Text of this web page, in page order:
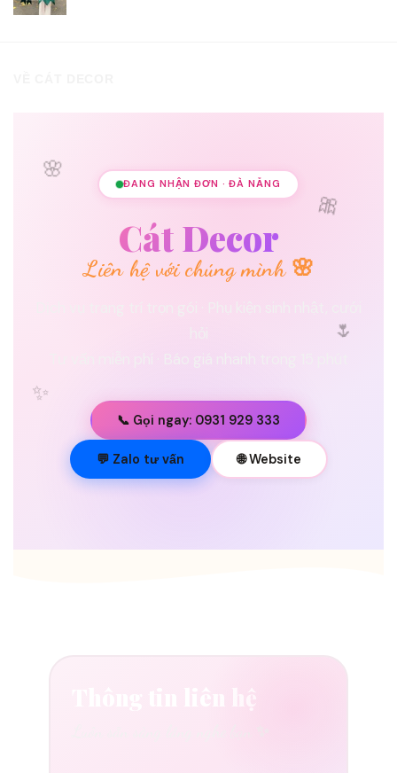
🌸
🎀
✨
🌷
💐
ĐANG NHẬN ĐƠN · ĐÀ NẴNG
Cát Decor
Liên hệ với chúng mình 🌸
📞 Gọi ngay: 0931 929 333
💬 Zalo tư vấn 🌐 Website
Thông tin liên hệ